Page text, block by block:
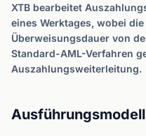
XTB bearbeitet
eines Werktages, wobei
Überweisungsdauer von
Standard-AML-Verfahren
Auszahlungsweiterleitung.
Ausführungsmodell